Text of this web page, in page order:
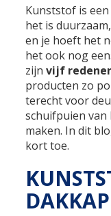
Kunststof is
het is
en je hoeft het
het ook nog
zijnvijf
producten zo
terecht voor
schuifpuien
maken. In dit
kort toe.